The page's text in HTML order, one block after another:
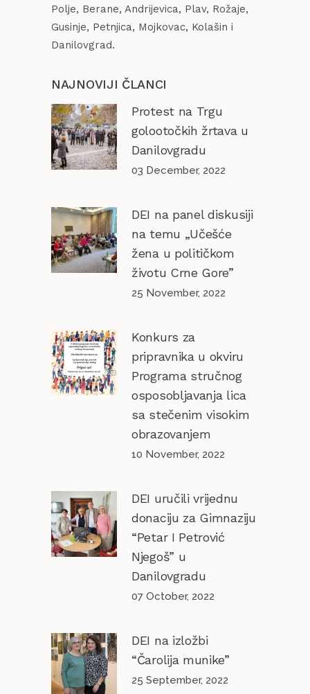
Polje, Berane, Andrijevica, Plav, Rožaje,
Gusinje, Petnjica, Mojkovac, Kolašin i
Danilovgrad.
NAJNOVIJI ČLANCI
Protest na Trgu
golootočkih žrtava u
Danilovgradu
03 December, 2022
DEI na panel diskusiji
na temu „Učešće
žena u političkom
životu Crne Gore”
25 November, 2022
Konkurs za
pripravnika u okviru
Programa stručnog
osposobljavanja lica
sa stečenim visokim
obrazovanjem
10 November, 2022
DEI uručili vrijednu
donaciju za Gimnaziju
“Petar I Petrović
Njegoš” u
Danilovgradu
07 October, 2022
DEI na izložbi
“Čarolija munike”
25 September, 2022